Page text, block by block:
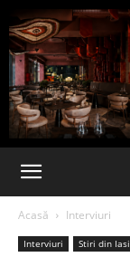
Acasă Interviuri
Interviuri Stiri din Iasi